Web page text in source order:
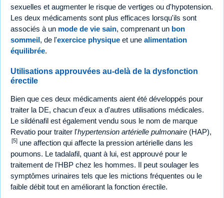
sexuelles et augmenter le risque de vertiges ou d'hypotension.
Les deux médicaments sont plus efficaces lorsqu'ils sont
associés à un mode de vie sain, comprenant un bon
sommeil, de l'exercice physique et une alimentation
équilibrée.
Utilisations approuvées au-delà de la dysfonction
érectile
Bien que ces deux médicaments aient été développés pour
traiter la DE, chacun d'eux a d'autres utilisations médicales.
Le sildénafil est également vendu sous le nom de marque
Revatio pour traiter l'hypertension artérielle pulmonaire (HAP),
[5] une affection qui affecte la pression artérielle dans les
poumons. Le tadalafil, quant à lui, est approuvé pour le
traitement de l'HBP chez les hommes. Il peut soulager les
symptômes urinaires tels que les mictions fréquentes ou le
faible débit tout en améliorant la fonction érectile.